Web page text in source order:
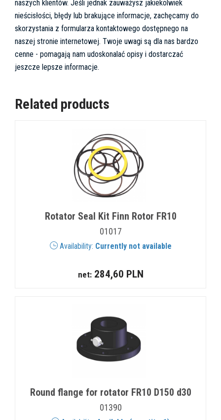
naszych klientów. Jeśli jednak zauważysz jakiekolwiek
nieścisłości, błędy lub brakujące informacje, zachęcamy do
skorzystania z formularza kontaktowego dostępnego na
naszej stronie internetowej. Twoje uwagi są dla nas bardzo
cenne - pomagają nam udoskonalać opisy i dostarczać
jeszcze lepsze informacje.
Related products
Rotator Seal Kit Finn Rotor FR10
01017
Availability: Currently not available
net:284,60 PLN
Round flange for rotator FR10 D150 d30
01390